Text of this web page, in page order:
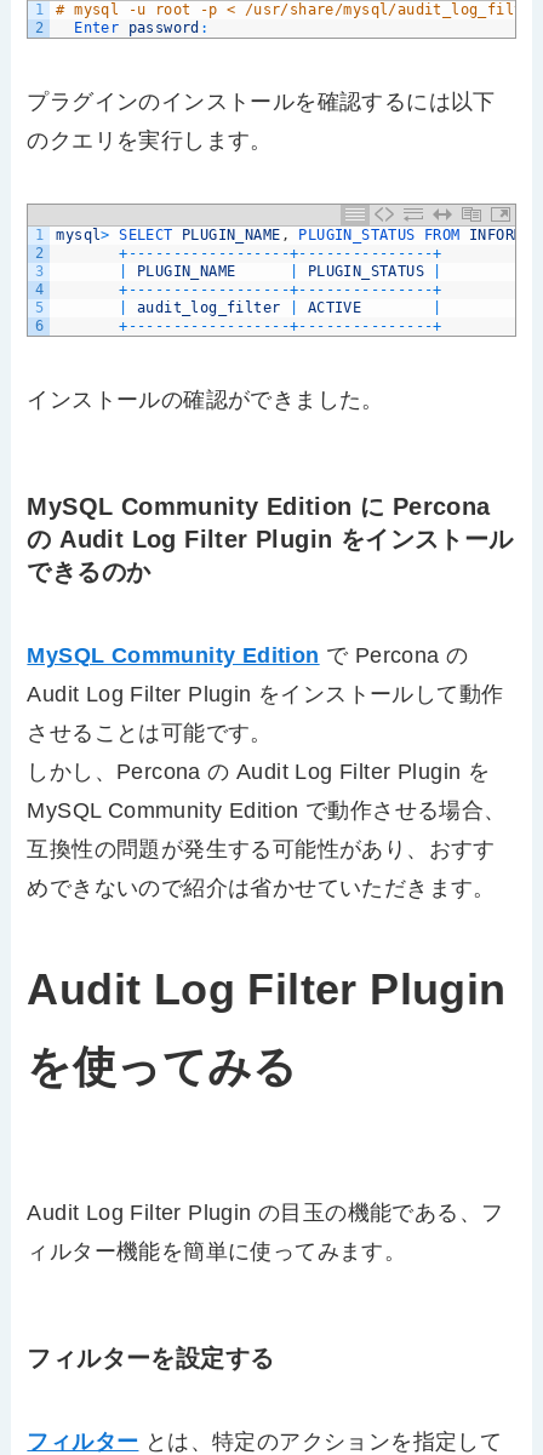
1
2
# mysql -u root -p < /usr/share/mysql/
Enter password :
プラグインのインストールを確認するには以下
のクエリを実行します。
1
2
3
4
5
6
mysql> SELECT PLUGIN_NAME , PLUGIN_STATUS FROM
+ -- -- -- -- -- -- -- -- --+-- -- -- -- -- -- -- -+
PLUGIN_NAME PLUGIN_STATUS
+ -- -- -- -- -- -- -- -- --+-- -- -- -- -- -- -- -+
audit_log_filter ACTIVE
+ -- -- -- -- -- -- -- -- --+-- -- -- -- -- -- -- -+
インストールの確認ができました。
MySQL Community Edition に Percona
の Audit Log Filter Plugin をインストール
できるのか
MySQL Community Edition で Percona の
Audit Log Filter Plugin をインストールして動作
させることは可能です。
しかし、Percona の Audit Log Filter Plugin を
MySQL Community Edition で動作させる場合、
互換性の問題が発生する可能性があり、おすす
めできないので紹介は省かせていただきます。
Audit Log Filter Plugin
を使ってみる
Audit Log Filter Plugin の目玉の機能である、フ
ィルター機能を簡単に使ってみます。
フィルターを設定する
フィルター とは、特定のアクションを指定して